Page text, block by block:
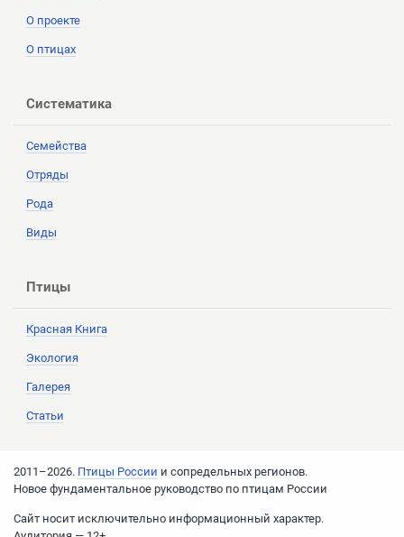
О проекте
О птицах
Систематика
Семейства
Отряды
Рода
Виды
Птицы
Красная Книга
Экология
Галерея
Статьи
2011–2026. Птицы России и сопредельных регионов.
Новое фундаментальное руководство по птицам России
Cайт носит исключительно информационный характер.